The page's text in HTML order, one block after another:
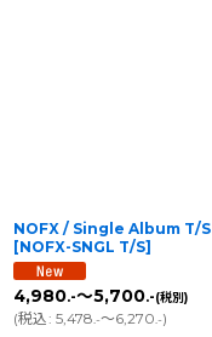
NOFX / Single Album T/S
[NOFX-SNGL T/S]
4,980.-～5,700.-(税別)
(税込: 5,478 .-～6,270 .-)